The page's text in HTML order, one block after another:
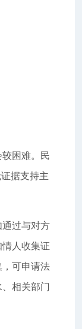
困难。民
据支持主
过与对方
人收集证
可申请法
相关部门